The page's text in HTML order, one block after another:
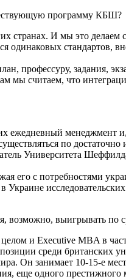
программу КБШ?
И мы это делаем
стандартов,
профессуру, задания,
считаем, что
ежедневный менеджмент
по
Университета
его с потребностями
выигрывать
и Executive MBA в
среди британских
Он занимает 10-15-е
еще одного